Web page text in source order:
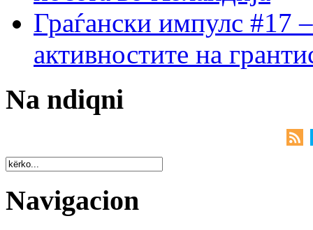
Граѓански импулс #17
активностите на
Na ndiqni
Navigacion